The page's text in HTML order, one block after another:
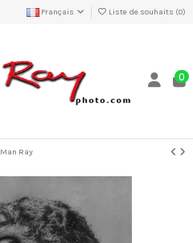
Français Liste de souhaits (0)
0
Man Ray